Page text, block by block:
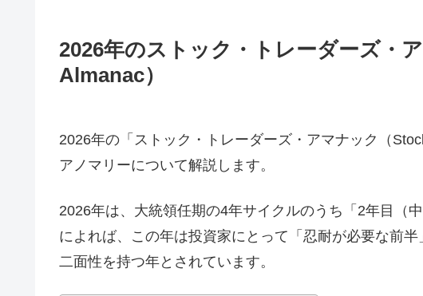
2026年のストック・トレーダーズ・
Almanac）
2026年の「ストック・トレーダーズ・アマナック（
アノマリーについて解説します。
2026年は、大統領任期の4年サイクルのうち「2年目（
によれば、この年は投資家にとって「忍耐が必要な前
二面性を持つ年とされています。